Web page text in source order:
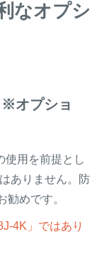
なオプシ
※オプショ
使用を前提とし
ありません。防
めです。
4K」ではあり